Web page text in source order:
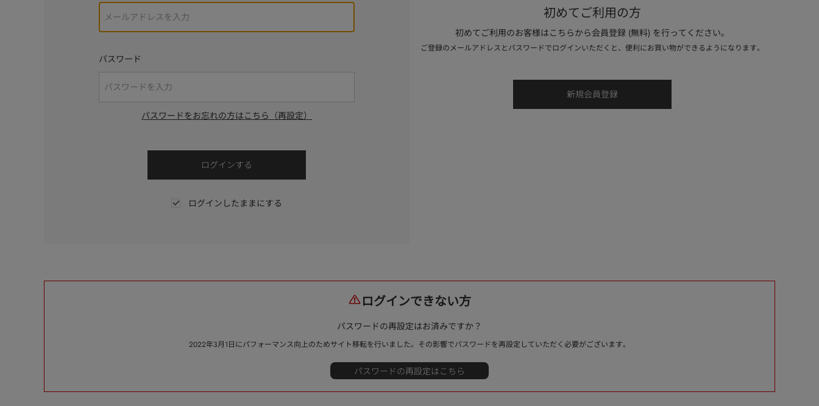
パスワード
パスワードをお忘れの方はこちら（再設定）
ログインしたままにする
初めてご利用の方
初めてご利用のお客様はこちらから会員登録 (無料) を行ってください。
ご登録のメールアドレスとパスワードでログインいただくと、便利にお買い物ができるようになります。
ログインできない方
パスワードの再設定はお済みですか？
2022年3月1日にパフォーマンス向上のためサイト移転を行いました。その影響でパスワードを再設定していただく必要がございます。